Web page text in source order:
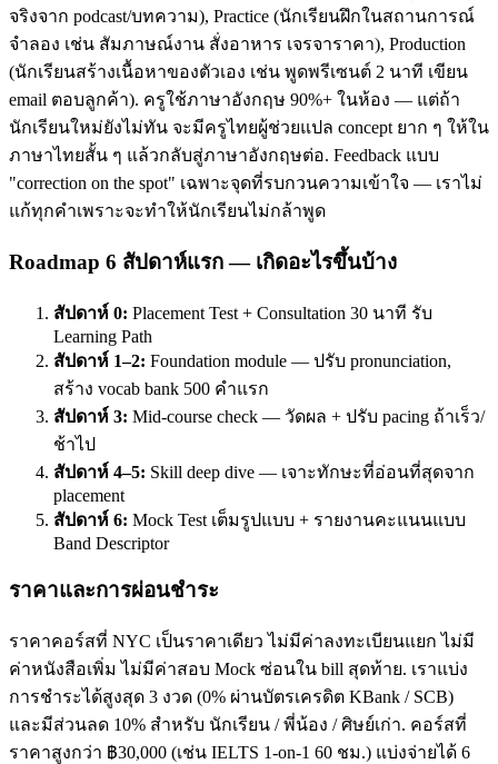
จริงจาก podcast/บทความ), Practice (นักเรียนฝึกในสถานการณ์
จำลอง เช่น สัมภาษณ์งาน สั่งอาหาร เจรจาราคา), Production
(นักเรียนสร้างเนื้อหาของตัวเอง เช่น พูดพรีเซนต์ 2 นาที เขียน
email ตอบลูกค้า). ครูใช้ภาษาอังกฤษ 90%+ ในห้อง — แต่ถ้า
นักเรียนใหม่ยังไม่ทัน จะมีครูไทยผู้ช่วยแปล concept ยาก ๆ ให้ใน
ภาษาไทยสั้น ๆ แล้วกลับสู่ภาษาอังกฤษต่อ. Feedback แบบ
"correction on the spot" เฉพาะจุดที่รบกวนความเข้าใจ — เราไม่
แก้ทุกคำเพราะจะทำให้นักเรียนไม่กล้าพูด
Roadmap 6 สัปดาห์แรก — เกิดอะไรขึ้นบ้าง
สัปดาห์ 0: Placement Test + Consultation 30 นาที รับ
Learning Path
สัปดาห์ 1–2: Foundation module — ปรับ pronunciation,
สร้าง vocab bank 500 คำแรก
สัปดาห์ 3: Mid-course check — วัดผล + ปรับ pacing ถ้าเร็ว/
ช้าไป
สัปดาห์ 4–5: Skill deep dive — เจาะทักษะที่อ่อนที่สุดจาก
placement
สัปดาห์ 6: Mock Test เต็มรูปแบบ + รายงานคะแนนแบบ
Band Descriptor
ราคาและการผ่อนชำระ
ราคาคอร์สที่ NYC เป็นราคาเดียว ไม่มีค่าลงทะเบียนแยก ไม่มี
ค่าหนังสือเพิ่ม ไม่มีค่าสอบ Mock ซ่อนใน bill สุดท้าย. เราแบ่ง
การชำระได้สูงสุด 3 งวด (0% ผ่านบัตรเครดิต KBank / SCB)
และมีส่วนลด 10% สำหรับ นักเรียน / พี่น้อง / ศิษย์เก่า. คอร์สที่
ราคาสูงกว่า ฿30,000 (เช่น IELTS 1-on-1 60 ชม.) แบ่งจ่ายได้ 6